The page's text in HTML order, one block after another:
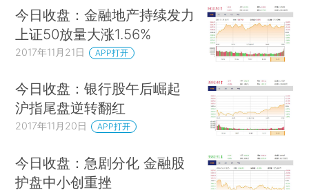
今日收盘：金融地产持续发力
上证50放量大涨1.56%
2017年11月21日 APP打开
今日收盘：银行股午后崛起
沪指尾盘逆转翻红
2017年11月20日 APP打开
今日收盘：急剧分化 金融股
护盘中小创重挫